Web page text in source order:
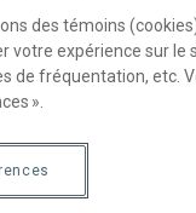
Hope
des témoins
votre expérience sur le
de fréquentation, etc.
».